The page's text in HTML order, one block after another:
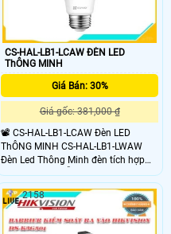
CS-HAL-LB1-LCAW ĐÈN LED
ThÔNG MINH
Giá Bán: 30%
Giá gốc: 381,000 ₫
📽 CS-HAL-LB1-LCAW Đèn LED
ThÔNG MINH CS-HAL-LB1-LWAW
Đèn Led Thông Minh đèn tích hợp
WiFi 2.4 GHz.Hỗ trợ 16 triệu màu.
Điều khiển từ xa bằng app EZVIZ ,
bật, tắt thay đổi độ sáng.Điều khiển
bật tắt, thay đổi độ sáng bằng giọng
nói với trợ lý ảo Amazon Alexa và
2158